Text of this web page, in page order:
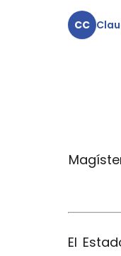
CC
El